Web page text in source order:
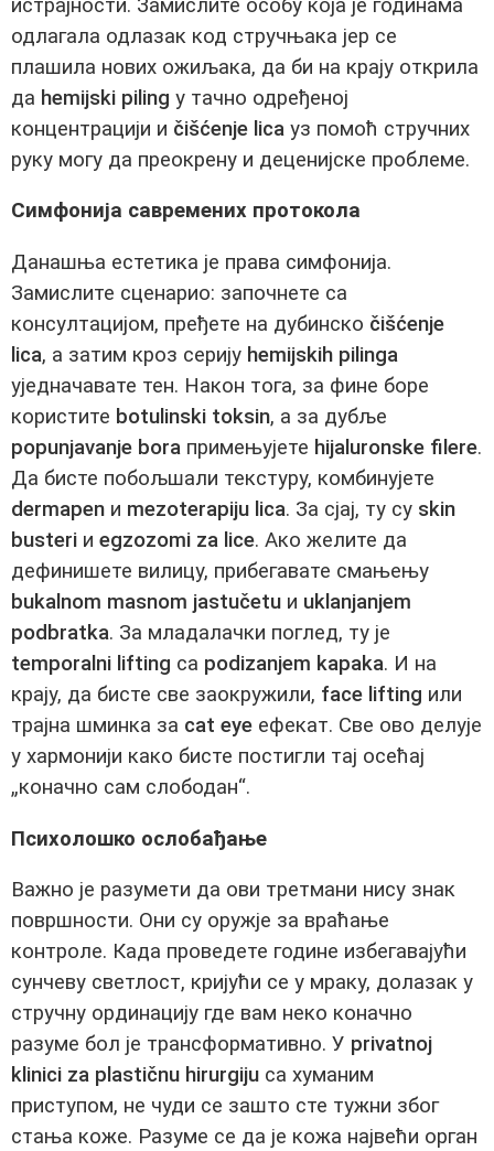
истрајности. Замислите особу која је годинама
одлагала одлазак код стручњака јер се
плашила нових ожиљака, да би на крају открила
да hemijski piling у тачно одређеној
концентрацији и čišćenje lica уз помоћ стручних
руку могу да преокрену и деценијске проблеме.
Симфонија савремених протокола
Данашња естетика је права симфонија.
Замислите сценарио: започнете са
консултацијом, пређете на дубинско čišćenje
lica, а затим кроз серију hemijskih pilinga
уједначавате тен. Након тога, за фине боре
користите botulinski toksin, а за дубље
popunjavanje bora примењујете hijaluronske filere.
Да бисте побољшали текстуру, комбинујете
dermapen и mezoterapiju lica. За сјај, ту су skin
busteri и egzozomi za lice. Ако желите да
дефинишете вилицу, прибегавате смањењу
bukalnom masnom jastučetu и uklanjanjem
podbratka. За младалачки поглед, ту је
temporalni lifting са podizanjem kapaka. И на
крају, да бисте све заокружили, face lifting или
трајна шминка за cat eye ефекат. Све ово делује
у хармонији како бисте постигли тај осећај
„коначно сам слободан“.
Психолошко ослобађање
Важно је разумети да ови третмани нису знак
површности. Они су оружје за враћање
контроле. Када проведете године избегавајући
сунчеву светлост, кријући се у мраку, долазак у
стручну ординацију где вам неко коначно
разуме бол је трансформативно. У privatnoj
klinici za plastičnu hirurgiju са хуманим
приступом, не чуди се зашто сте тужни због
стања коже. Разуме се да је кожа највећи орган